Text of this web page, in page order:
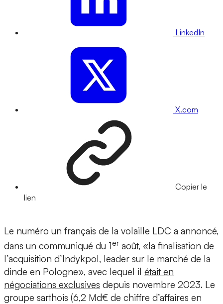
LinkedIn
X.com
Copier le
lien
Le numéro un français de la volaille LDC a annoncé,
dans un communiqué du 1er août, «la finalisation de
l’acquisition d’Indykpol, leader sur le marché de la
dinde en Pologne», avec lequel il était en
négociations exclusives depuis novembre 2023. Le
groupe sarthois (6,2 Md€ de chiffre d’affaires en